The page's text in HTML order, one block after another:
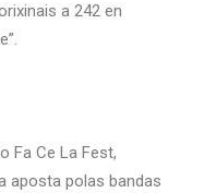
a 242 en
Fa Ce La Fest,
aposta polas bandas